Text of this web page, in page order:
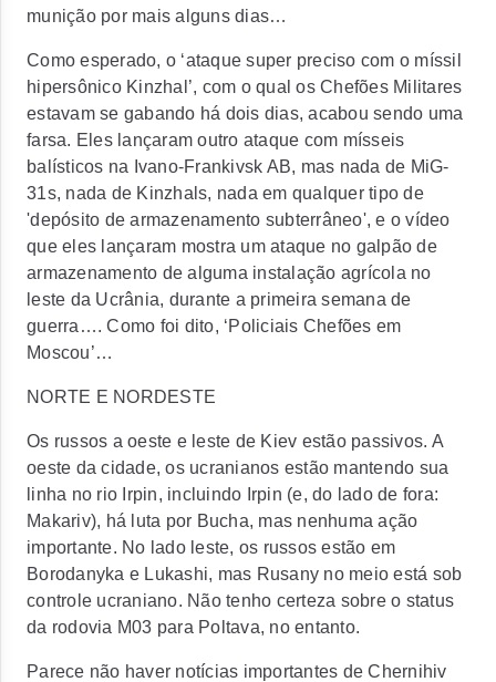
munição por mais alguns dias…
Como esperado, o ‘ataque super preciso com o míssil
hipersônico Kinzhal’, com o qual os Chefões Militares
estavam se gabando há dois dias, acabou sendo uma
farsa. Eles lançaram outro ataque com mísseis
balísticos na Ivano-Frankivsk AB, mas nada de MiG-
31s, nada de Kinzhals, nada em qualquer tipo de
'depósito de armazenamento subterrâneo', e o vídeo
que eles lançaram mostra um ataque no galpão de
armazenamento de alguma instalação agrícola no
leste da Ucrânia, durante a primeira semana de
guerra…. Como foi dito, ‘Policiais Chefões em
Moscou’…
NORTE E NORDESTE
Os russos a oeste e leste de Kiev estão passivos. A
oeste da cidade, os ucranianos estão mantendo sua
linha no rio Irpin, incluindo Irpin (e, do lado de fora:
Makariv), há luta por Bucha, mas nenhuma ação
importante. No lado leste, os russos estão em
Borodanyka e Lukashi, mas Rusany no meio está sob
controle ucraniano. Não tenho certeza sobre o status
da rodovia M03 para Poltava, no entanto.
Parece não haver notícias importantes de Chernihiv